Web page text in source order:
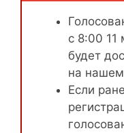
с 8:00 11
будет
на
Если